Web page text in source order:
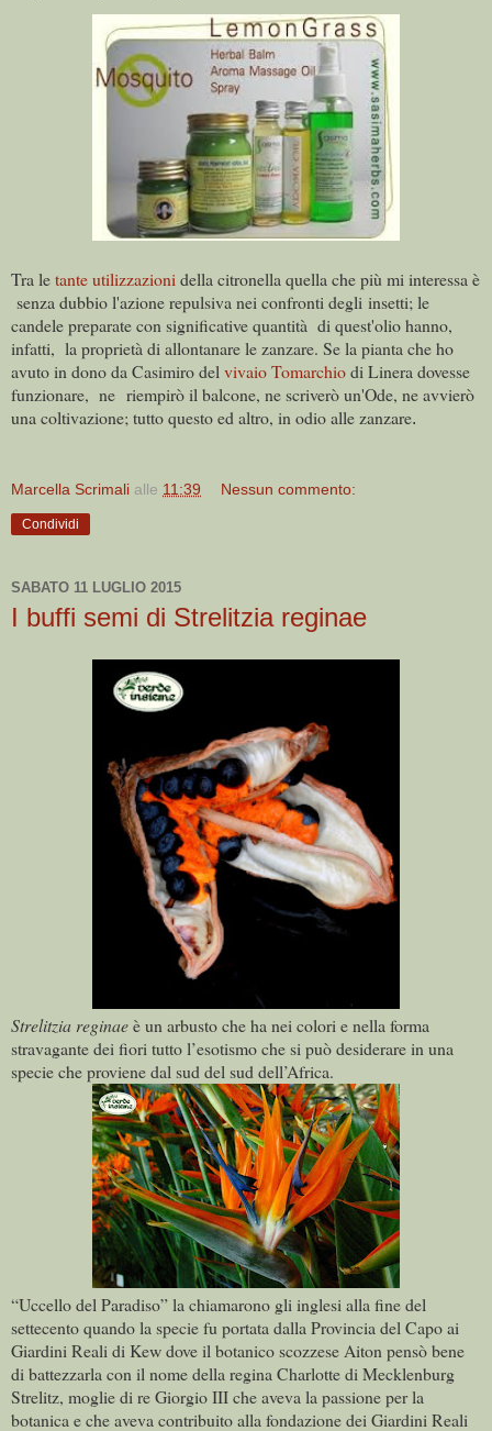
Tra letante utilizzazioni della citronella quella che più mi interessa è
senza dubbio l'azione repulsiva nei confronti degli insetti; le
candele preparate con significative quantità di quest'olio hanno,
infatti, la proprietà di allontanare le zanzare. Se la pianta che ho
avuto in dono da Casimiro del vivaio Tomarchiodi Linera dovesse
funzionare, ne riempirò il balcone, ne scriverò un'Ode, ne avvierò
una coltivazione; tutto questo ed altro, in odio alle zanzare.
Marcella Scrimali alle 11:39 Nessun commento:
Condividi
SABATO 11 LUGLIO 2015
I buffi semi di Strelitzia reginae
Strelitzia reginaeè un arbusto che ha nei colori e nella forma
stravagante dei fiori tutto l’esotismo che si può desiderare in una
specie che proviene dal sud del sud dell’Africa.
“Uccello del Paradiso” la chiamarono gli inglesi alla fine del
settecento quando la specie fu portata dalla Provincia del Capo ai
Giardini Reali di Kew dove il botanico scozzese Aiton pensò bene
di battezzarla con il nome della regina Charlotte di Mecklenburg
Strelitz, moglie di re Giorgio III che aveva la passione per la
botanica e che aveva contribuito alla fondazione dei Giardini Reali